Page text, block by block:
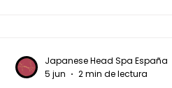
Japanese Head Spa España
5 jun
2 min de lectura